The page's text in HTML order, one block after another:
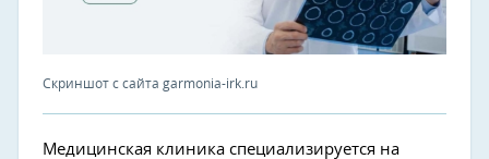
Скриншот с сайта garmonia-irk.ru
Медицинская клиника специализируется на